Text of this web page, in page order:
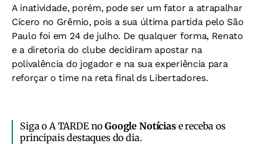
A inatividade, porém, pode ser um fator a atrapalhar
Cícero no Grêmio, pois a sua última partida pelo São
Paulo foi em 24 de julho. De qualquer forma, Renato
e a diretoria do clube decidiram apostar na
polivalência do jogador e na sua experiência para
reforçar o time na reta final ds Libertadores.
Siga o A TARDE noGoogle Notíciase receba os
principais destaques do dia.